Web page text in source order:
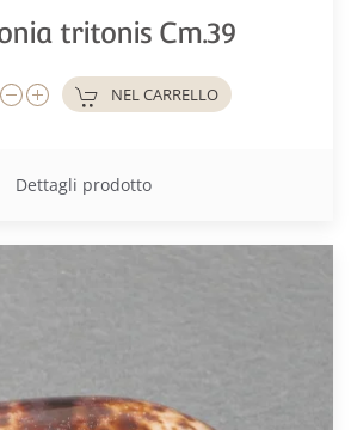
tritonis Cm.39
NEL CARRELLO
Dettagli prodotto